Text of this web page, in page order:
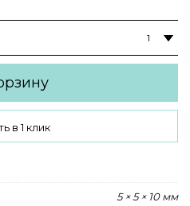
в 1 клик
5 × 5 × 10 мм